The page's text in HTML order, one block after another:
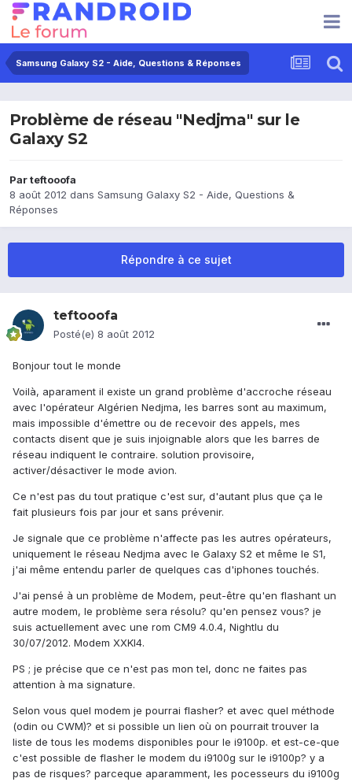
Samsung Galaxy S2 - Aide, Questions & Réponses
Problème de réseau "Nedjma" sur le
Galaxy S2
Parteftooofa
8 août 2012 dans Samsung Galaxy S2 - Aide, Questions &
Réponses
Répondre à ce sujet
teftooofa
Posté(e) 8 août 2012
Bonjour tout le monde
Voilà, aparament il existe un grand problème d'accroche réseau
avec l'opérateur Algérien Nedjma, les barres sont au maximum,
mais impossible d'émettre ou de recevoir des appels, mes
contacts disent que je suis injoignable alors que les barres de
réseau indiquent le contraire. solution provisoire,
activer/désactiver le mode avion.
Ce n'est pas du tout pratique c'est sur, d'autant plus que ça le
fait plusieurs fois par jour et sans prévenir.
Je signale que ce problème n'affecte pas les autres opérateurs,
uniquement le réseau Nedjma avec le Galaxy S2 et même le S1,
j'ai même entendu parler de quelques cas d'iphones touchés.
J'ai pensé à un problème de Modem, peut-être qu'en flashant un
autre modem, le problème sera résolu? qu'en pensez vous? je
suis actuellement avec une rom CM9 4.0.4, Nightlu du
30/07/2012. Modem XXKI4.
PS ; je précise que ce n'est pas mon tel, donc ne faites pas
attention à ma signature.
Selon vous quel modem je pourrai flasher? et avec quel méthode
(odin ou CWM)? et si possible un lien où on pourrait trouver la
liste de tous les modems disponibles pour le i9100p. et est-ce-que
c'est possible de flasher le modem du i9100g sur le i9100p? y a
pas de risques? parceque aparamment, les pocesseurs du i9100g